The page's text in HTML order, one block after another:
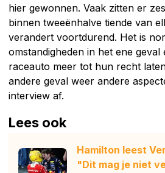
hier gewonnen. Vaak zitten er
binnen tweeënhalve tiende van
verandert voortdurend. Het is
omstandigheden in het ene
raceauto meer tot hun recht
andere geval weer andere
interview af.
Lees ook
Hamilton leest
"Dit mag je niet